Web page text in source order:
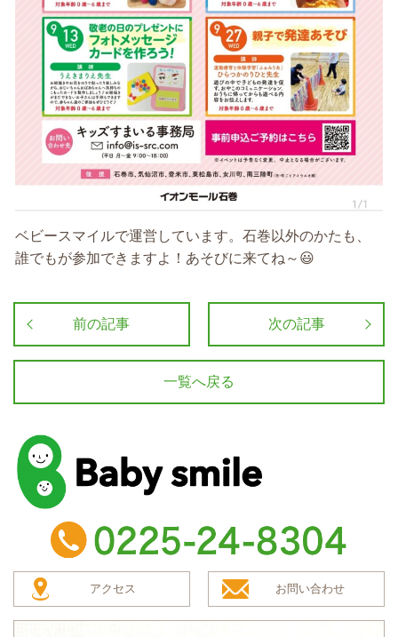
ベビースマイルで運営しています。石巻以外のかたも、
誰でもが参加できますよ！あそびに来てね～😃
前の記事 次の記事
一覧へ戻る
baby smile
TEL：0225-24-8304
アクセス お問い合わせ